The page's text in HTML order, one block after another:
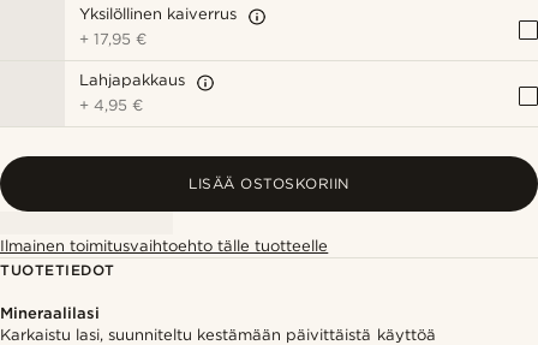
Yksilöllinen kaiverrus
+17,95 €
Lahjapakkaus
+4,95 €
LISÄÄ OSTOSKORIIN
Ilmainen toimitusvaihtoehto tälle tuotteelle
TUOTETIEDOT
Mineraalilasi
Karkaistu lasi, suunniteltu kestämään päivittäistä käyttöä